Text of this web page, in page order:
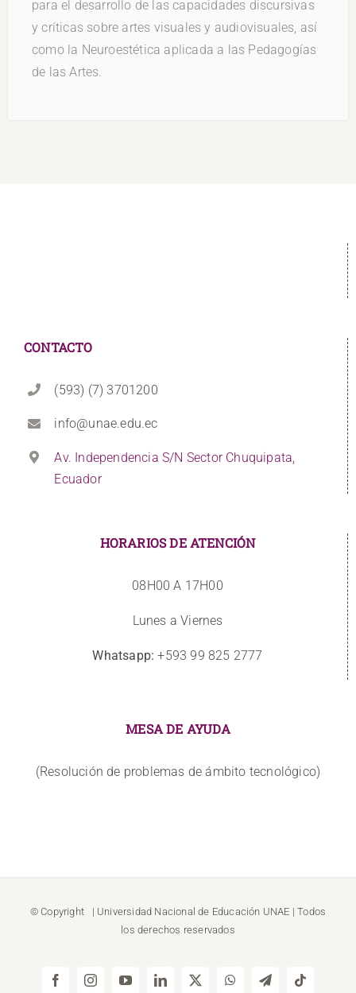
para el desarrollo de las capacidades discursivas
y críticas sobre artes visuales y audiovisuales, así
como la Neuroestética aplicada a las Pedagogías
de las Artes.
CONTACTO
(593) (7) 3701200
info@unae.edu.ec
Av. Independencia S/N Sector Chuquipata,
Ecuador
HORARIOS DE ATENCIÓN
08H00 A 17H00
Lunes a Viernes
Whatsapp: +593 99 825 2777
MESA DE AYUDA
(Resolución de problemas de ámbito tecnológico)
© Copyright | Universidad Nacional de Educación UNAE | Todos
los derechos reservados
FacebookInstagramYouTubeLinkedIn
X WhatsAppTelegramTiktok